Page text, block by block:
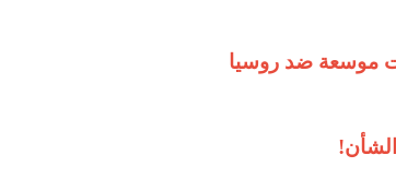
موسعة ضد روسيا